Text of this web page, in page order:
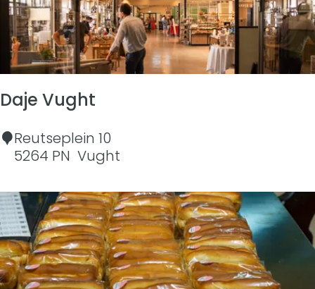
o
Daje Vught
D
e
V
u
g
h
t
Reutseplein 10
5264 PN Vught